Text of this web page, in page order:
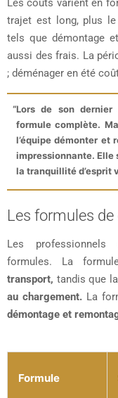
Les coûts varient en
trajet est long, plus le
tels que démontage
aussi des frais. La
; déménager en été
Lors de son dernier
formule complète.
l’équipe démonter et
impressionnante. Elle
la tranquillité d’esprit
Les formules
Les professionnels
formules. La
transport, tandis que
au chargement. La
démontage et
Formule